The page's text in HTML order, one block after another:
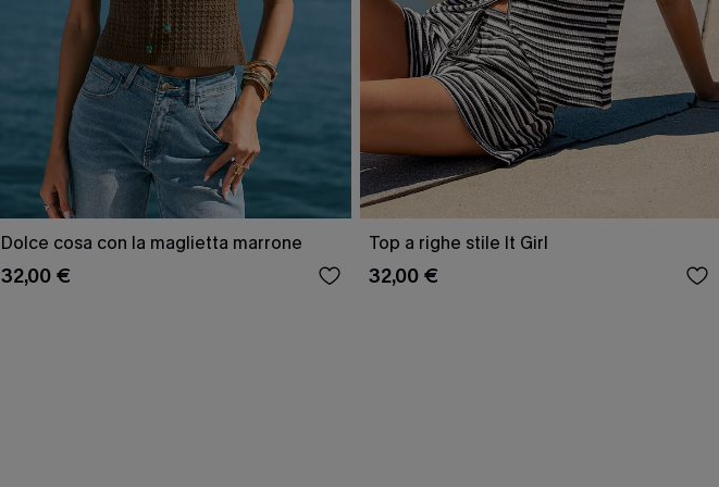
Dolce cosa con la maglietta marrone
32,00 €
Top a righe stile It Girl
32,00 €